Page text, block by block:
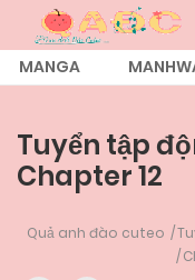
MANGA
Tuyển tập
Chapter 12
Quả anh đào cuteo